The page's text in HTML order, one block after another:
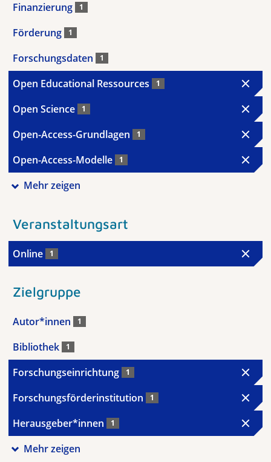
Finanzierung 1
Förderung 1
Forschungsdaten 1
Open Educational Ressources 1
Open Science 1
Open-Access-Grundlagen 1
Open-Access-Modelle 1
Mehr zeigen
Veranstaltungsart
Online 1
Zielgruppe
Autor*innen 1
Bibliothek 1
Forschungseinrichtung 1
Forschungsförderinstitution 1
Herausgeber*innen 1
Mehr zeigen